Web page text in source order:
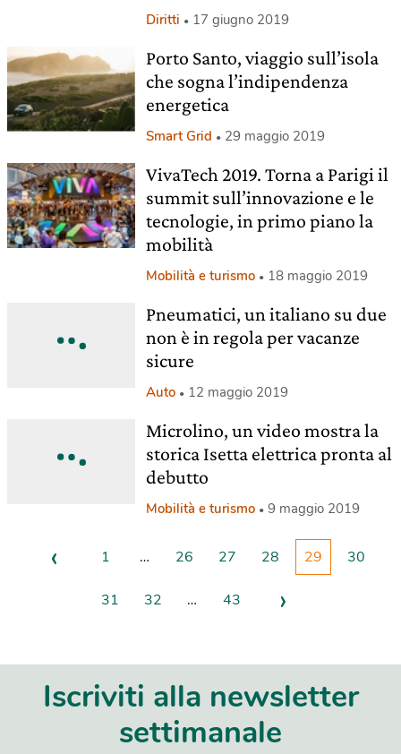
Diritti 17 giugno 2019
Porto Santo, viaggio sull’isola
che sogna l’indipendenza
energetica
Smart Grid 29 maggio 2019
VivaTech 2019. Torna a Parigi il
summit sull’innovazione e le
tecnologie, in primo piano la
mobilità
Mobilità e turismo 18 maggio 2019
Pneumatici, un italiano su due
non è in regola per vacanze
sicure
Auto 12 maggio 2019
Microlino, un video mostra la
storica Isetta elettrica pronta al
debutto
Mobilità e turismo 9 maggio 2019
‹ 1 … 26 27 28 29 30
31 32 … 43 ›
Iscriviti alla newsletter
settimanale